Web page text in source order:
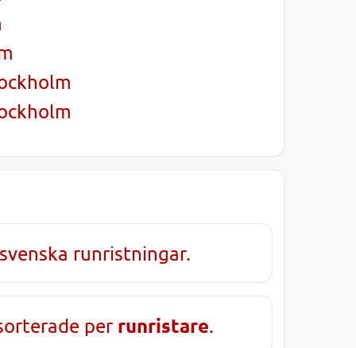
runristningar.
per runristare.